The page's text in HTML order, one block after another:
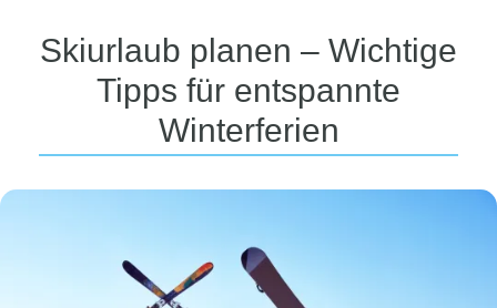
Skiurlaub planen – Wichtige
Tipps für entspannte
Winterferien